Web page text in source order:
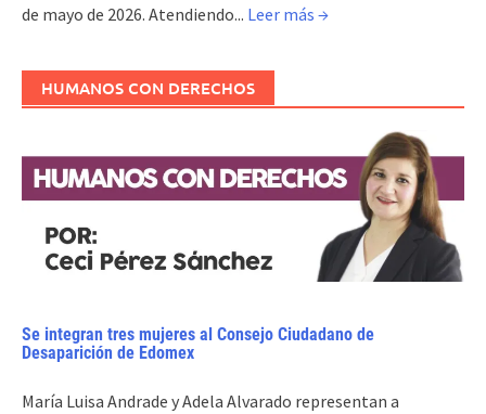
de mayo de 2026. Atendiendo... Leer más →
HUMANOS CON DERECHOS
Se integran tres mujeres al Consejo Ciudadano de
Desaparición de Edomex
María Luisa Andrade y Adela Alvarado representan a